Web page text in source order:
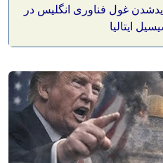
غول فناوری انگلیس در
ایتالیا